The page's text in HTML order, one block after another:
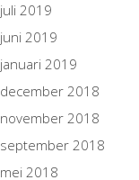
juli 2019
juni 2019
januari 2019
december 2018
november 2018
september 2018
mei 2018